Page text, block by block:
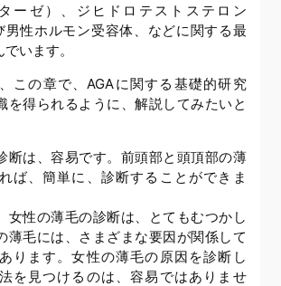
ーゼ）、ジヒドロテストステロン
男性ホルモン受容体、などに関する最
います。
この章で、AGAに関する基礎的研究
を得られるように、解説してみたいと
断は、容易です。前頭部と頭頂部の薄
ば、簡単に、診断することができま
女性の薄毛の診断は、とてもむつかし
薄毛には、さまざまな要因が関係して
ります。女性の薄毛の原因を診断し
を見つけるのは、容易ではありませ